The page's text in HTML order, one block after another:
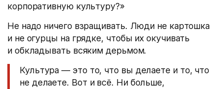
корпоративную культуру?»
Не надо ничего взращивать. Люди не картошка
и не огурцы на грядке, чтобы их окучивать
и обкладывать всяким дерьмом.
Культура — это то, что вы делаете и то, что
не делаете. Вот и всё. Ни больше,